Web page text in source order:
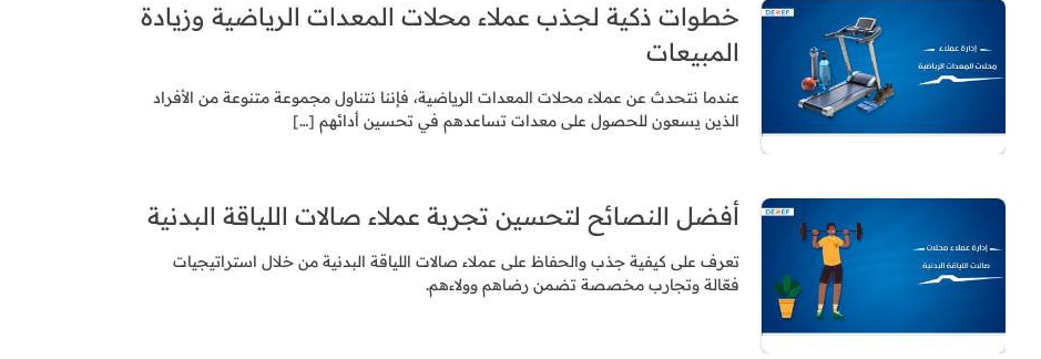
خطوات ذكية لجذب عملاء محلات المعدات الرياضية وزيادة
المبيعات
عندما نتحدث عن عملاء محلات المعدات الرياضية، فإننا نتناول مجموعة متنوعة من الأفراد
الذين يسعون للحصول على معدات تساعدهم في تحسين أدائهم […]
أفضل النصائح لتحسين تجربة عملاء صالات اللياقة البدنية
تعرف على كيفية جذب والحفاظ على عملاء صالات اللياقة البدنية من خلال استراتيجيات
فعّالة وتجارب مخصصة تضمن رضاهم وولاءهم.